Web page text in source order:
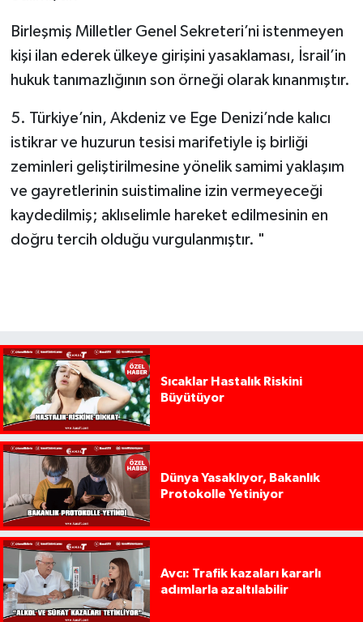
Birleşmiş Milletler Genel Sekreteri’ni istenmeyen
kişi ilan ederek ülkeye girişini yasaklaması, İsrail’in
hukuk tanımazlığının son örneği olarak kınanmıştır.
5. Türkiye’nin, Akdeniz ve Ege Denizi’nde kalıcı
istikrar ve huzurun tesisi marifetiyle iş birliği
zeminleri geliştirilmesine yönelik samimi yaklaşım
ve gayretlerinin suistimaline izin vermeyeceği
kaydedilmiş; aklıselimle hareket edilmesinin en
doğru tercih olduğu vurgulanmıştır. "
Sıcaklar Hastalık Riskini
Büyütüyor
Dünya Yasaklıyor, Bakanlık
Protokolle Yetiniyor
Avcı: Trafik kazaları kararlı
adımlarla azaltılabilir